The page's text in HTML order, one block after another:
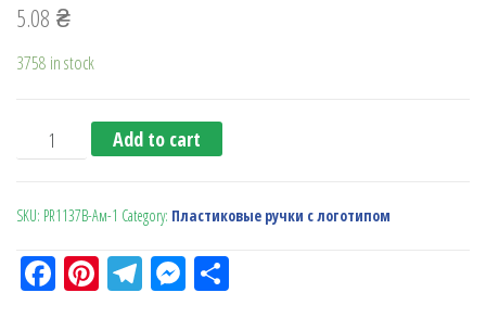
5.08 ₴
3758 in stock
Ручка автоматическая PR1137B красн.мат.04.04.04
Add to cart
SKU: PR1137B-Ам-1 Category: Пластиковые ручки с логотипом
Fa Pi Te M